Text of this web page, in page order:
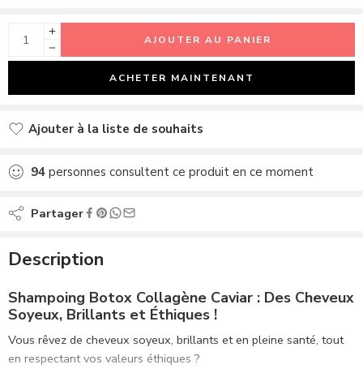
AJOUTER AU PANIER
ACHETER MAINTENANT
Ajouter à la liste de souhaits
94 personnes consultent ce produit en ce moment
Partager
Description
Shampoing Botox Collagène Caviar : Des Cheveux
Soyeux, Brillants et Éthiques !
Vous rêvez de cheveux soyeux, brillants et en pleine santé, tout
en respectant vos valeurs éthiques ?